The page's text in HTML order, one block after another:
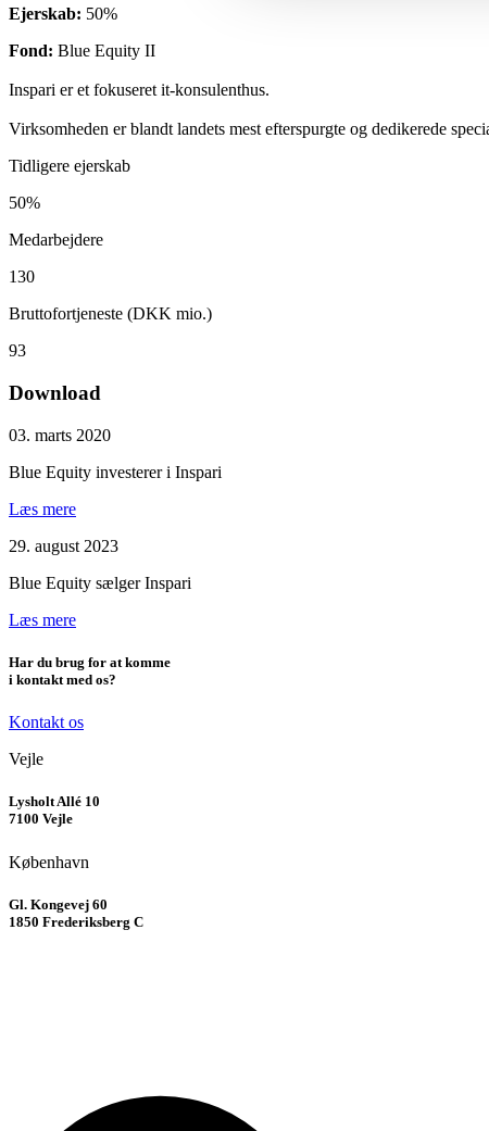
Ejerskab: 50%
Fond: Blue Equity II
Inspari er et fokuseret it-konsulenthus.
Virksomheden er blandt landets mest efterspurgte og dedikerede
Tidligere ejerskab
50%
Medarbejdere
130
Bruttofortjeneste (DKK mio.)
93
Download
03. marts 2020
Blue Equity investerer i Inspari
Læs mere
29. august 2023
Blue Equity sælger Inspari
Læs mere
Har du brug for at komme
i kontakt med os?
Kontakt os
Vejle
Lysholt Allé 10
7100 Vejle
København
Gl. Kongevej 60
1850 Frederiksberg C